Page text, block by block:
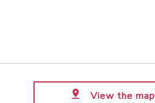
View the map